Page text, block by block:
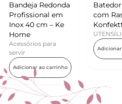
Batedor de Ovos
com Raspador –
Konfektt
UTENSÍLIOS
Adicionar ao carrinho